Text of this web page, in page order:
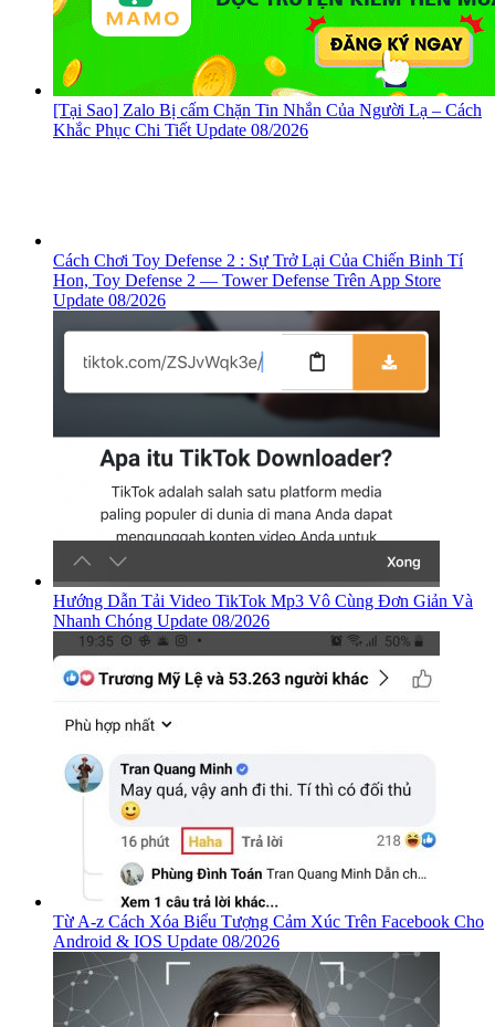
[Tại Sao] Zalo Bị cấm Chặn Tin Nhắn Của Người Lạ – Cách
Khắc Phục Chi Tiết Update 08/2026
Cách Chơi Toy Defense 2 : Sự Trở Lại Của Chiến Binh Tí
Hon, ‎Toy Defense 2 — Tower Defense Trên App Store
Update 08/2026
Hướng Dẫn Tải Video TikTok Mp3 Vô Cùng Đơn Giản Và
Nhanh Chóng Update 08/2026
Từ A-z Cách Xóa Biểu Tượng Cảm Xúc Trên Facebook Cho
Android & IOS Update 08/2026